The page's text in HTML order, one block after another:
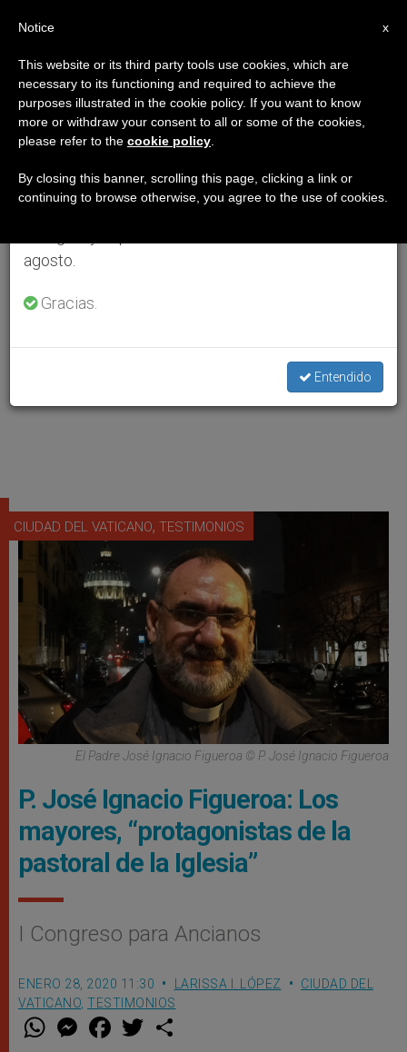
CIUDAD DEL VATICANO, TESTIMONIOS
El Padre José Ignacio Figueroa © P. José Ignacio Figueroa
P. José Ignacio Figueroa: Los
mayores, “protagonistas de la
pastoral de la Iglesia”
I Congreso para Ancianos
ENERO 28, 2020 11:30 LARISSA I. LÓPEZ
CIUDAD DEL
VATICANO TESTIMONIOS
W M
e
F
a w
×
Aviso importante
Del 27 de julio al 7 de agosto haremos la pausa
anual, aprovechando que en el periodo de verano
se generan menos informaciones y también el
agosto.
Gracias.
Entendido
x
Notice
This website or its third party tools use cookies, which are
necessary to its functioning and required to achieve the
purposes illustrated in the cookie policy. If you want to know
more or withdraw your consent to all or some of the cookies,
please refer to the cookie policy
By closing this banner, scrolling this page, clicking a link or
continuing to browse otherwise, you agree to the use of cookies.